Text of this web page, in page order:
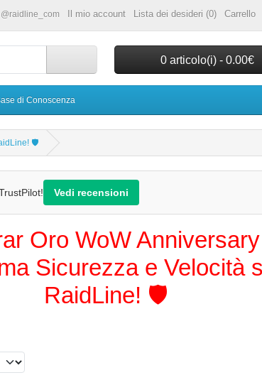
Il mio account Lista dei desideri (0) Carrello
0 articolo(i) - 0.00€
di Conoscenza
🛡️
Vedi recensioni
Oro WoW
Sicurezza e Velocità
RaidLine! 🛡️